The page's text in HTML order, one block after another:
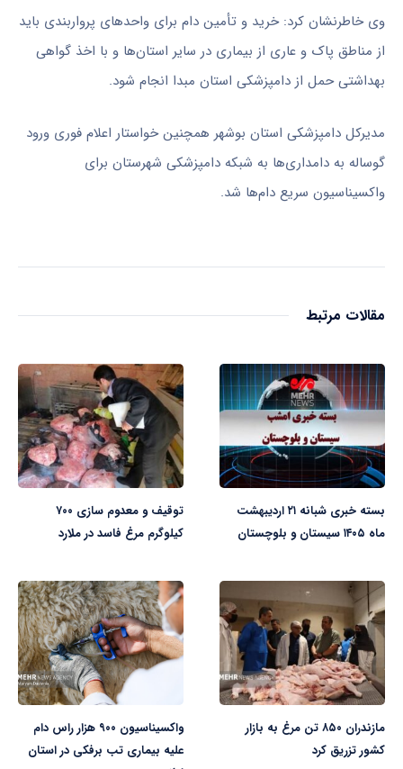
وی خاطرنشان کرد: خرید و تأمین دام برای واحدهای پرواربندی باید
از مناطق پاک و عاری از بیماری در سایر استان‌ها و با اخذ گواهی
بهداشتی حمل از دامپزشکی استان مبدا انجام شود.
مدیرکل دامپزشکی استان بوشهر همچنین خواستار اعلام فوری ورود
گوساله به دامداری‌ها به شبکه دامپزشکی شهرستان برای
واکسیناسیون سریع دام‌ها شد.
مقالات مرتبط
بسته خبری شبانه ۲۱ اردیبهشت
ماه ۱۴۰۵ سیستان و بلوچستان
توقیف و معدوم سازی ۷۰۰
کیلوگرم مرغ فاسد در ملارد
مازندران ۸۵۰ تن مرغ به بازار
کشور تزریق کرد
واکسیناسیون ۹۰۰ هزار راس دام
علیه بیماری تب برفکی در استان